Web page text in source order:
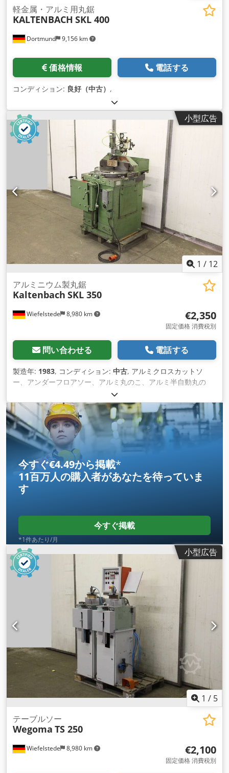
Dortmund 9,156 km
軽金属・アルミ用丸鋸
KALTENBACH SKL 400
価格情報 電話する
コンディション: 良好（中古） ,
小型広告
1 / 12
Wiefelstede 8,980 km
アルミニウム製丸鋸
Kaltenbach SKL 350
€2,350
固定価格 消費税別
問い合わせる 電話する
製造年: 1983, コンディション: 中古, アルミクロスカットソ
ー、アンダーフロアソー、アルミ丸のこ、アルミ半自動丸の
こ、クロスカットソー、グレージングビードソー -鋸刃の直
径：355 mm -回転数：1420/2880rpm -ドライブ：3,7/4,5 kW
-付きです。クーラント装置 -外形寸法：990/1140/H1535 mm
Dcjdpfod Ixn Rjx Ah Hjk -重量：596kg
今すぐ€4.49から掲載*
11百万人の購入者があなたを待っていま
す
今すぐ掲載
*1件あたり/月
小型広告
1 / 5
Wiefelstede 8,980 km
テーブルソー
Wegoma TS 250
€2,100
固定価格 消費税別